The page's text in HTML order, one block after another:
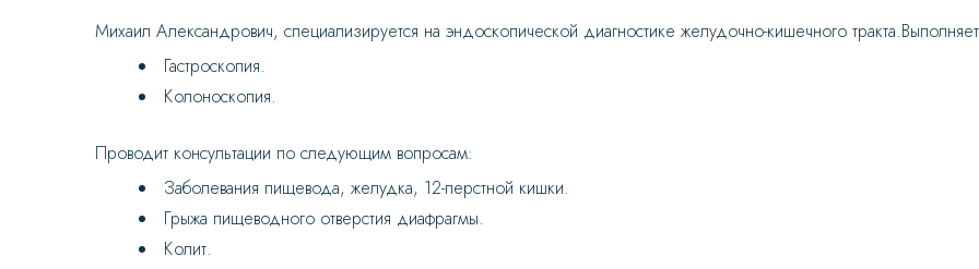
Михаил Александрович, специализируется на эндоскопической диагностике желудочно-кишечного
Гастроскопия.
Колоноскопия.
Проводит консультации по следующим вопросам:
Заболевания пищевода, желудка, 12-перстной кишки.
Грыжа пищеводного отверстия диафрагмы.
Колит.